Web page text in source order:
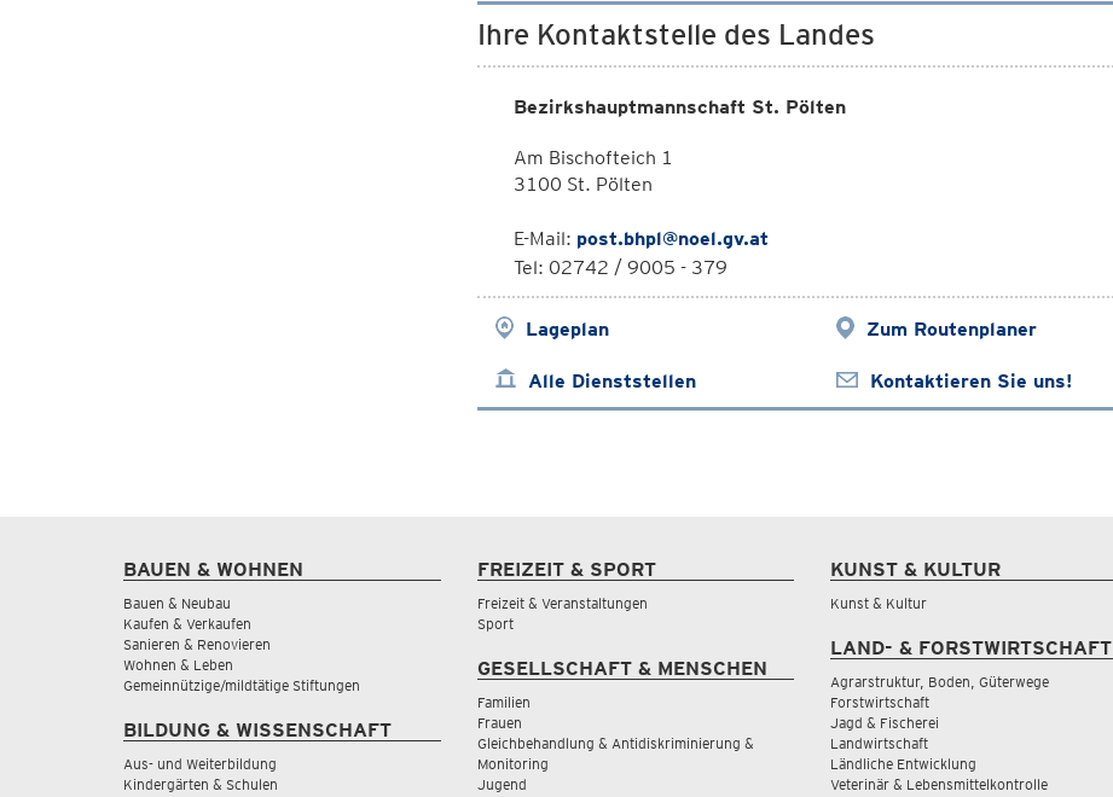
Ihre Kontaktstelle des Landes
Bezirkshauptmannschaft St. Pölten
Am Bischofteich 1
3100 St. Pölten
E-Mail: post.bhpl@noel.gv.at
Tel: 02742 / 9005 - 379
Lageplan Zum Routenplaner
Alle Dienststellen Kontaktieren Sie uns!
BAUEN & WOHNEN
Bauen & Neubau
Kaufen & Verkaufen
Sanieren & Renovieren
Wohnen & Leben
Gemeinnützige/mildtätige Stiftungen
BILDUNG & WISSENSCHAFT
Aus- und Weiterbildung
Kindergärten & Schulen
FREIZEIT & SPORT
Freizeit & Veranstaltungen
Sport
GESELLSCHAFT & MENSCHEN
Familien
Frauen
Gleichbehandlung & Antidiskriminierung &
Monitoring
Jugend
KUNST & KULTUR
Kunst & Kultur
LAND- & FORSTWIRTSCHAFT
Agrarstruktur, Boden, Güterwege
Forstwirtschaft
Jagd & Fischerei
Landwirtschaft
Ländliche Entwicklung
Veterinär & Lebensmittelkontrolle